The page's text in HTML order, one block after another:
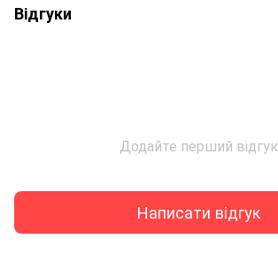
Відгуки
Додайте перший відгук
Написати відгук